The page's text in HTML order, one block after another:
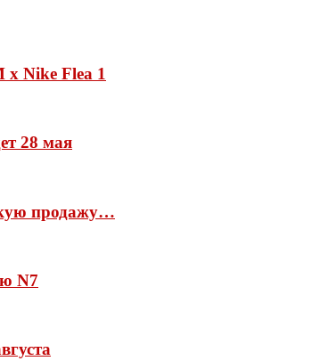
x Nike Flea 1
28 мая
продажу…
N7